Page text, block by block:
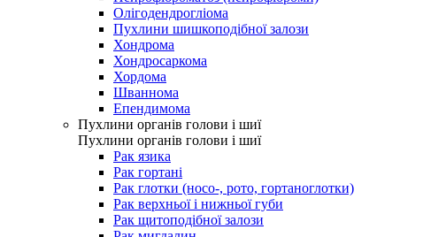
Олігодендрогліома
Пухлини шишкоподібної залози
Хондрома
Хондросаркома
Хордома
Шваннома
Епендимома
Пухлини органів голови і шиї
Пухлини органів голови і шиї
Рак язика
Рак гортані
Рак глотки (носо-, рото, гортаноглотки)
Рак верхньої і нижньої губи
Рак щитоподібної залози